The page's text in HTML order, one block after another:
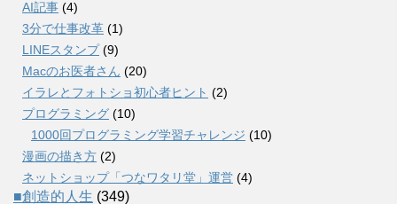
AI記事 (4)
3分で仕事改革 (1)
LINEスタンプ(9)
Macのお医者さん (20)
イラレとフォトショ初心者ヒント (2)
プログラミング (10)
1000回プログラミング学習チャレンジ (10)
漫画の描き方 (2)
ネットショップ「つなワタリ堂」運営 (4)
■創造的人生 (349)